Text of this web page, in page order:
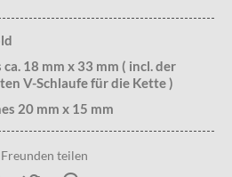
18 mm x 33 mm ( incl. der
V-Schlaufe für die Kette )
20 mm x 15 mm
teilen